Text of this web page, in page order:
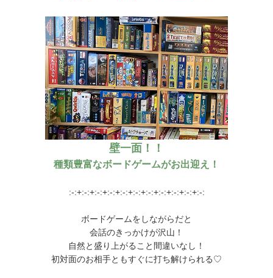
壁一面！！
種類豊富なボードゲームがお出迎え！
:-:+:-:+:-:+:-:+:-:+:-:+:-:+:-:+:-:+:-:+:-:
ボードゲームをしながらだと
会話のきっかけが沢山！
自然と盛り上がること間違いなし！
初対面のお相手ともすぐに打ち解けられる♡